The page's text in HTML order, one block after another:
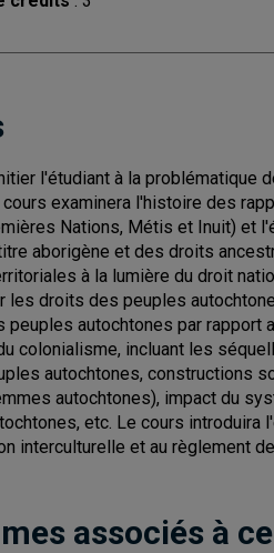
l'étudiant à la problématique
examinera l'histoire des
Nations, Métis et Inuit) et
aborigène et des droits
à la lumière du droit
les droits des peuples
peuples autochtones par rapport
colonialisme, incluant les
autochtones, constructions
autochtones), impact du
etc. Le cours
interculturelle et au règlement
associés à